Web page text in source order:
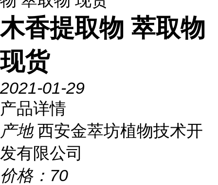
木香提取物 萃取物
现货
2021-01-29
产品详情
产地 西安金萃坊植物技术开
发有限公司
价格： 70